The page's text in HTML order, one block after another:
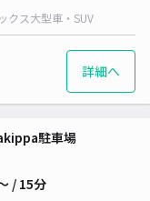
クス大型車・SUV
詳細へ
駐車場
/ 15分